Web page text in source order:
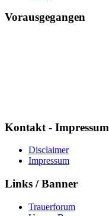
Vorausgegangen
Kontakt - Impressum
Disclaimer
Impressum
Links / Banner
Trauerforum